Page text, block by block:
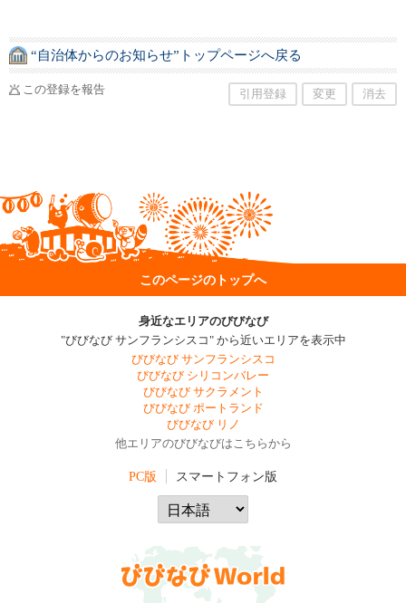
“自治体からのお知らせ”トップページへ戻る
この登録を報告 引用登録 変更 消去
このページのトップへ
身近なエリアのびびなび
"びびなび サンフランシスコ" から近いエリアを表示中
びびなび サンフランシスコ
びびなび シリコンバレー
びびなび サクラメント
びびなび ポートランド
びびなび リノ
他エリアのびびなびはこちらから
PC版 スマートフォン版